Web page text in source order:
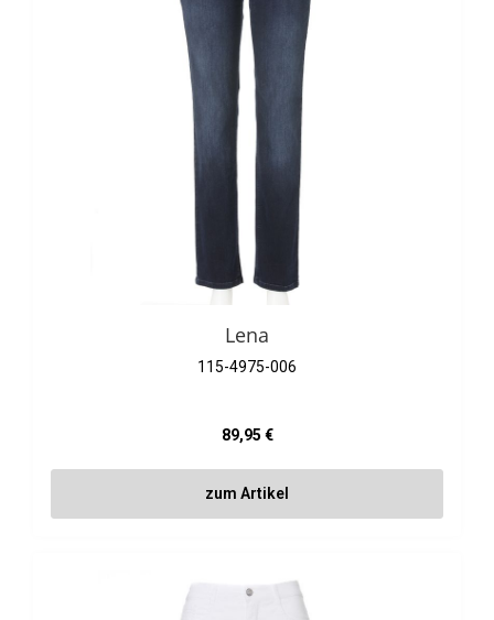
Lena
115-4975-006
Regulärer Preis:
89,95 €
zum Artikel